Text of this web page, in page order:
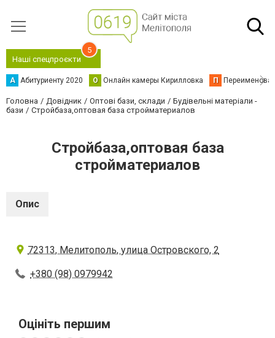
Наші спецпроєкти
5
А Абитуриенту 2020 О Онлайн камеры Кирилловка П
Головна Довідник Оптові бази, склади
Будівельні матеріали -
бази
Стройбаза,оптовая база стройматериалов
Стройбаза,оптовая база
стройматериалов
Опис
72313, Мелитополь, улица Островского, 2
+380 (98) 0979942
Оцініть першим